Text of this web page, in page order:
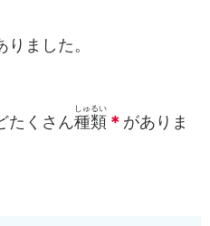
りました。
たくさん種類
しゅるい
＊ がありま